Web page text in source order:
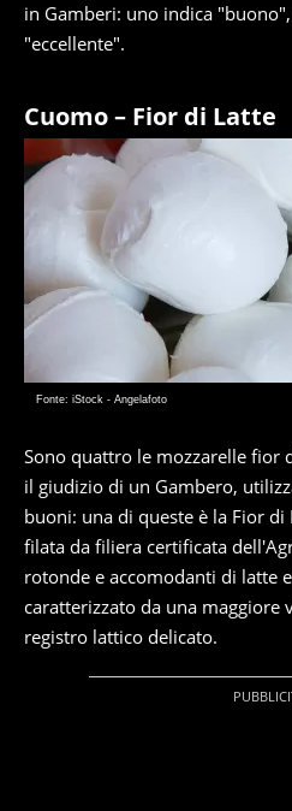
in Gamberi: uno indica
"eccellente".
Cuomo – Fior di Latte
Fonte: iStock - Angelafoto
Sono quattro le mozzarelle fior
il giudizio di un Gambero,
buoni: una di queste è la Fior di
filata da filiera certificata
rotonde e accomodanti di latte
caratterizzato da una maggiore
registro lattico delicato.